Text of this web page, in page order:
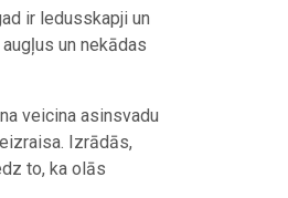
ir ledusskapji un
un nekādas
veicina asinsvadu
Izrādās,
to, ka olās